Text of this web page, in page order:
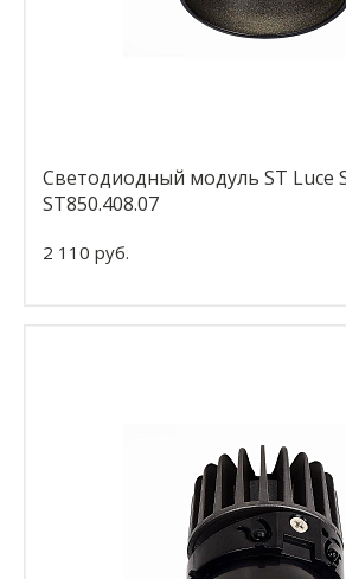
Светодиодный модуль ST Luce
ST850.408.07
2 110 руб.